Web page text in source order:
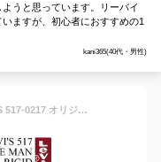
うと思っています。リーバイ
ますが、初心者におすすめの1
kani365(40代・男性)
【クーポン配布中】リーバイス LEVI’S 517-0217 オリジナル ブーツカット ジーンズ リジッド ｜ メンズ 防縮加工 生デニム USAライン サドルマン 517 ORIGINAL BOOT CUT デニム ジーパン ノンウォッシュ 未洗い ウエスト28-44 レングス29-38 レングスが選べる